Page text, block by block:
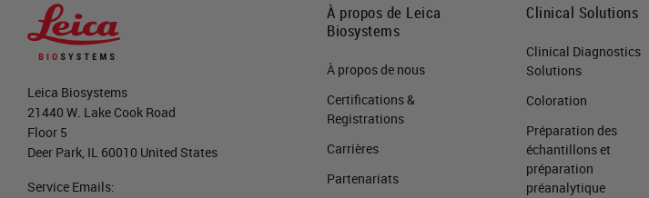
Leica Biosystems
21440 W. Lake Cook Road
Floor 5
Deer Park, IL 60010 United States
Service Emails:
À propos de Leica
Biosystems
À propos de nous
Certifications &
Registrations
Carrières
Partenariats
Clinical Solutions
Clinical Diagnostics
Solutions
Coloration
Préparation des
échantillons et
préparation
préanalytique